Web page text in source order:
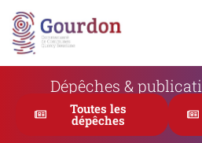
Dépêches &
Toutes les
dépêches